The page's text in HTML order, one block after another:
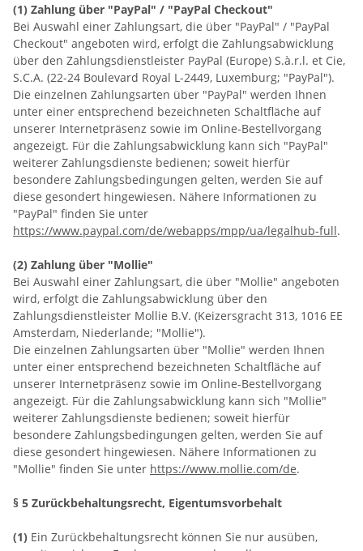
(1) Zahlung über "PayPal" / "PayPal Checkout"
Bei Auswahl einer Zahlungsart, die über "PayPal" / "PayPal
Checkout" angeboten wird, erfolgt die Zahlungsabwicklung
über den Zahlungsdienstleister PayPal (Europe) S.à.r.l. et Cie,
S.C.A. (22-24 Boulevard Royal L-2449, Luxemburg; "PayPal").
Die einzelnen Zahlungsarten über "PayPal" werden Ihnen
unter einer entsprechend bezeichneten Schaltfläche auf
unserer Internetpräsenz sowie im Online-Bestellvorgang
angezeigt. Für die Zahlungsabwicklung kann sich "PayPal"
weiterer Zahlungsdienste bedienen; soweit hierfür
besondere Zahlungsbedingungen gelten, werden Sie auf
diese gesondert hingewiesen. Nähere Informationen zu
"PayPal" finden Sie unter
https://www.paypal.com/de/webapps/mpp/ua/legalhub-full.
(2) Zahlung über "Mollie"
Bei Auswahl einer Zahlungsart, die über "Mollie" angeboten
wird, erfolgt die Zahlungsabwicklung über den
Zahlungsdienstleister Mollie B.V. (Keizersgracht 313, 1016 EE
Amsterdam, Niederlande; "Mollie").
Die einzelnen Zahlungsarten über "Mollie" werden Ihnen
unter einer entsprechend bezeichneten Schaltfläche auf
unserer Internetpräsenz sowie im Online-Bestellvorgang
angezeigt. Für die Zahlungsabwicklung kann sich "Mollie"
weiterer Zahlungsdienste bedienen; soweit hierfür
besondere Zahlungsbedingungen gelten, werden Sie auf
diese gesondert hingewiesen. Nähere Informationen zu
"Mollie" finden Sie unter https://www.mollie.com/de.
§ 5 Zurückbehaltungsrecht, Eigentumsvorbehalt
(1) Ein Zurückbehaltungsrecht können Sie nur ausüben,